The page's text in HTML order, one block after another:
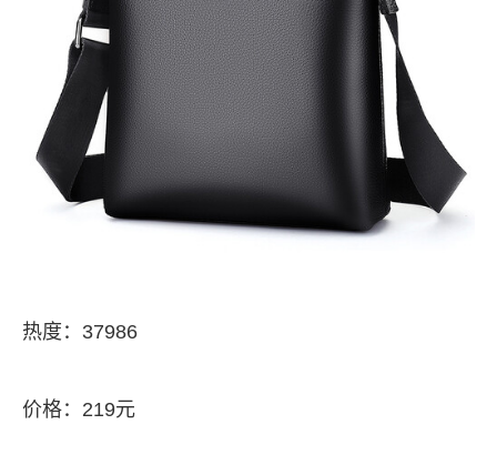
热度：37986
价格：219元